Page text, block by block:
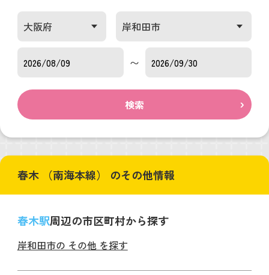
〜
検索
春木 （南海本線） のその他情報
春木駅周辺の市区町村から探す
岸和田市の その他 を探す